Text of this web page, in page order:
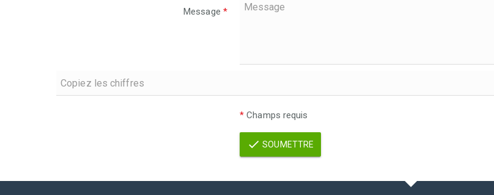
Message *
* Champs requis
SOUMETTRE